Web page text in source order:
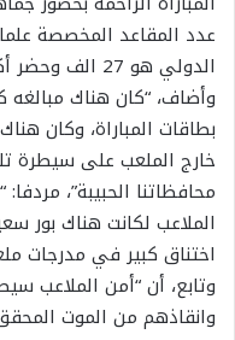
عدد المقاعد المخصصة
الدولي هو 27 الف وحضر أكثر من 80 ألف متفرج”.
وأضاف، “كان هناك
بطاقات المباراة، وكان
خارج الملعب على سيطرة
محافظاتنا الحبيبة”،
الملاعب لكانت هناك بور
اختناق كبير في مدرجات
وتابع، أن “أمن الملاعب
وانقاذهم من الموت